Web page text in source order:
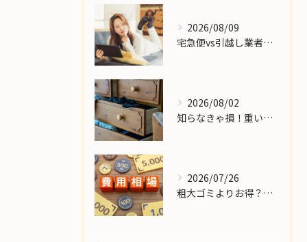
2026/08/09
宅急便vs引越し業者！個人の大型家具配送で一番安いのはどこ？
2026/08/02
知らなきゃ損！重い大型家具の配送費用を格安に抑える裏ワザ
2026/07/26
粗大ゴミよりお得？大型家具の処分業者にかかる費用相場を解説